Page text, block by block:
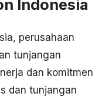
Indonesia
perusahaan
tunjangan
dan komitmen
dan tunjangan